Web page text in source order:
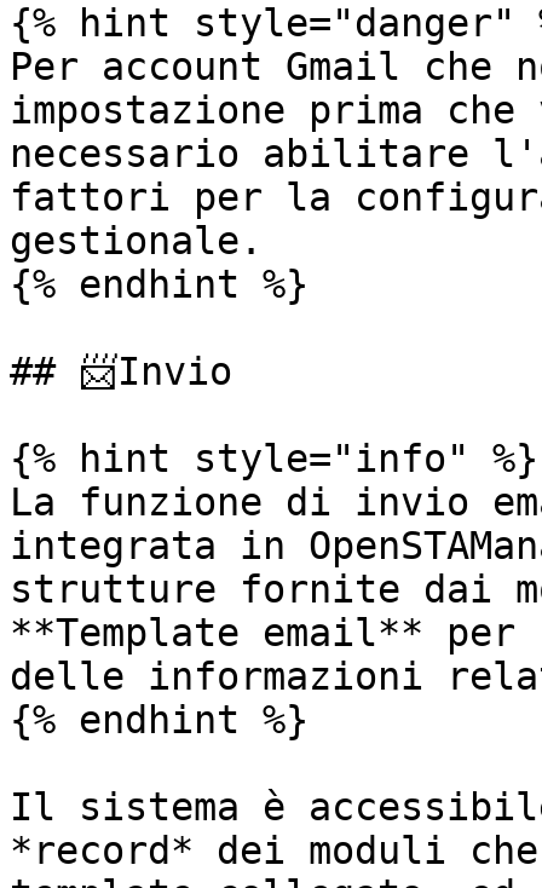
{% hint style="danger"
Per account Gmail che
impostazione prima
necessario abilitare
fattori per la
gestionale.
{% endhint %}
## 📨Invio
{% hint style="info" %}
La funzione di invio
integrata in
strutture fornite dai
**Template email**
delle informazioni
{% endhint %}
Il sistema è
*record* dei moduli che